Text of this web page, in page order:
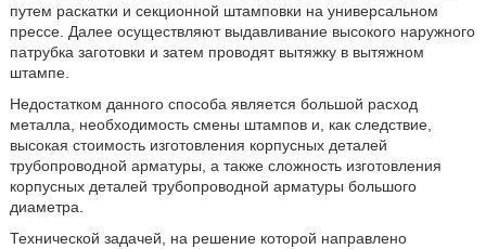
путем раскатки и секционной штамповки на универсальном
прессе. Далее осуществляют выдавливание высокого наружного
патрубка заготовки и затем проводят вытяжку в вытяжном
штампе.
Недостатком данного способа является большой расход
металла, необходимость смены штампов и, как следствие,
высокая стоимость изготовления корпусных деталей
трубопроводной арматуры, а также сложность изготовления
корпусных деталей трубопроводной арматуры большого
диаметра.
Технической задачей, на решение которой направлено